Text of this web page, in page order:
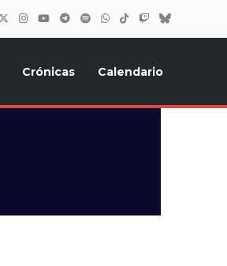
Crónicas Calendario